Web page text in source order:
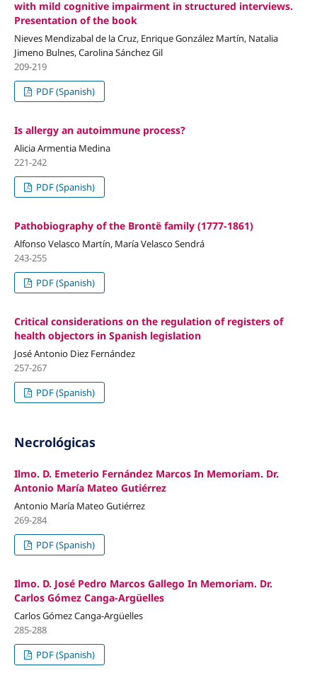
with mild cognitive impairment in structured interviews.
Presentation of the book
Nieves Mendizabal de la Cruz, Enrique González Martín, Natalia
Jimeno Bulnes, Carolina Sánchez Gil
209-219
PDF (Spanish)
Is allergy an autoimmune process?
Alicia Armentia Medina
221-242
PDF (Spanish)
Pathobiography of the Brontë family (1777-1861)
Alfonso Velasco Martín, María Velasco Sendrá
243-255
PDF (Spanish)
Critical considerations on the regulation of registers of
health objectors in Spanish legislation
José Antonio Diez Fernández
257-267
PDF (Spanish)
Necrológicas
Ilmo. D. Emeterio Fernández Marcos In Memoriam. Dr.
Antonio María Mateo Gutiérrez
Antonio María Mateo Gutiérrez
269-284
PDF (Spanish)
Ilmo. D. José Pedro Marcos Gallego In Memoriam. Dr.
Carlos Gómez Canga-Argüelles
Carlos Gómez Canga-Argüelles
285-288
PDF (Spanish)